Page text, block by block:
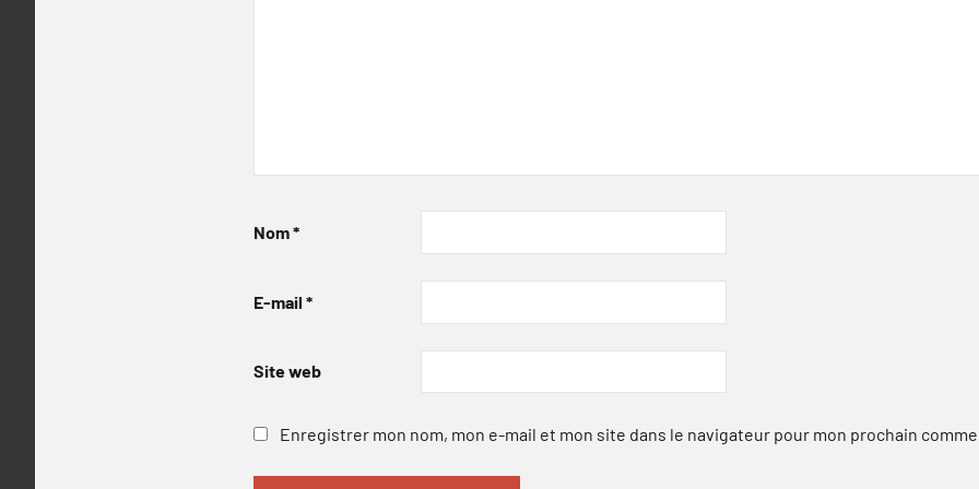
Nom*
E-mail *
Site web
Enregistrer mon nom, mon e-mail et mon site dans le navigateur pour mon prochain